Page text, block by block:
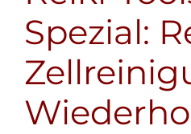
Spezial: